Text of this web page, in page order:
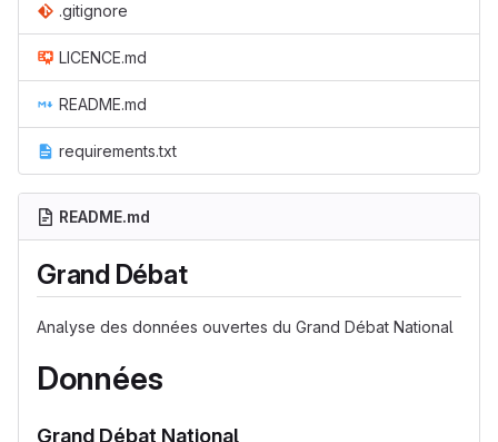
.gitignore
LICENCE.md
README.md
requirements.txt
README.md
Grand Débat
Analyse des données ouvertes du Grand Débat National
Données
Grand Débat National